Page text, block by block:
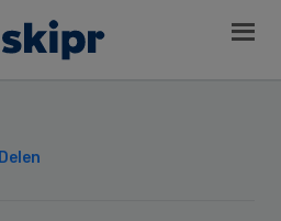
Delen